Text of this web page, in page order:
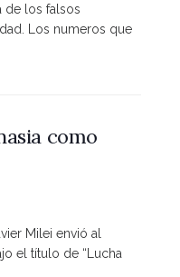
de los falsos
Los numeros que
como
Milei envió al
el título de “Lucha